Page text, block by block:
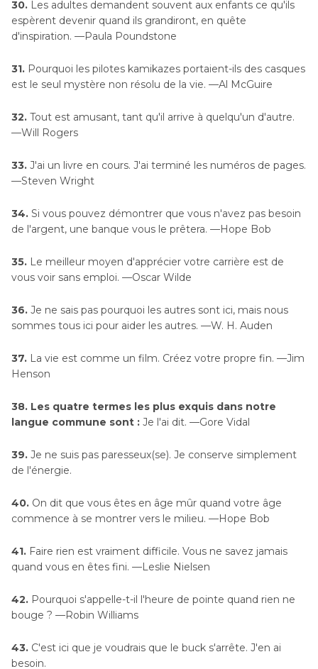
30. Les adultes demandent souvent aux enfants ce qu'ils
espèrent devenir quand ils grandiront, en quête
d'inspiration. —Paula Poundstone
31. Pourquoi les pilotes kamikazes portaient-ils des casques
est le seul mystère non résolu de la vie. —Al McGuire
32. Tout est amusant, tant qu'il arrive à quelqu'un d'autre.
—Will Rogers
33. J'ai un livre en cours. J'ai terminé les numéros de pages.
—Steven Wright
34. Si vous pouvez démontrer que vous n'avez pas besoin
de l'argent, une banque vous le prêtera. —Hope Bob
35. Le meilleur moyen d'apprécier votre carrière est de
vous voir sans emploi. —Oscar Wilde
36. Je ne sais pas pourquoi les autres sont ici, mais nous
sommes tous ici pour aider les autres. —W. H. Auden
37. La vie est comme un film. Créez votre propre fin. —Jim
Henson
38. Les quatre termes les plus exquis dans notre
langue commune sont : Je l'ai dit. —Gore Vidal
39. Je ne suis pas paresseux(se). Je conserve simplement
de l'énergie.
40. On dit que vous êtes en âge mûr quand votre âge
commence à se montrer vers le milieu. —Hope Bob
41. Faire rien est vraiment difficile. Vous ne savez jamais
quand vous en êtes fini. —Leslie Nielsen
42. Pourquoi s'appelle-t-il l'heure de pointe quand rien ne
bouge ? —Robin Williams
43. C'est ici que je voudrais que le buck s'arrête. J'en ai
besoin.